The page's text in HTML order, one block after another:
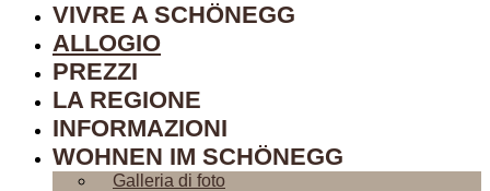
VIVRE A SCHÖNEGG
ALLOGIO
PREZZI
LA REGIONE
INFORMAZIONI
WOHNEN IM SCHÖNEGG
Galleria di foto